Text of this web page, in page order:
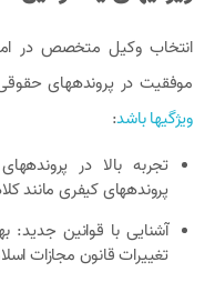
انتخاب وکیل متخصص در
موفقیت در پروندههای
ویژگیها باشد:
تجربه بالا در
پروندههای کیفری مانند
آشنایی با قوانین جدید:
تغییرات قانون مجازات